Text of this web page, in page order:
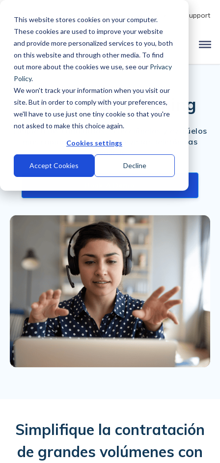
This website stores cookies on your computer.
These cookies are used to improve your website
and provide more personalized services to you, both
on this website and through other media. To find
out more about the cookies we use, see our Privacy
Policy.
We won't track your information when you visit our
site. But in order to comply with your preferences,
we'll have to use just one tiny cookie so that you're
not asked to make this choice again.
Cookies settings
Accept Cookies Decline
Support
Telephone Screening
Llegue a los candidatos, selecciónelos y evalúelos
más rápidamente con entrevistas telefónicas
seguras
Simplifique la contratación
de grandes volúmenes con